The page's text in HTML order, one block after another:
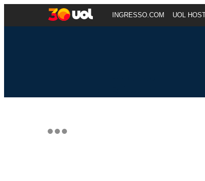
INGRESSO.COM UOL